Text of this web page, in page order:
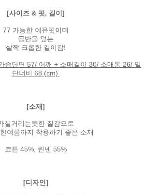
[사이즈 & 핏, 길이]
77 가능한 여유핏이며
골반을 덮는
살짝 크롭한 길이감!
슴단면 57/ 어깨 + 소매길이 30/ 소매통 26/ 밑
단너비 68 (cm)
[소재]
실거리는듯한 질감으로
여름까지 착용하기 좋은 소재
코튼 45%, 린넨 55%
[디자인]